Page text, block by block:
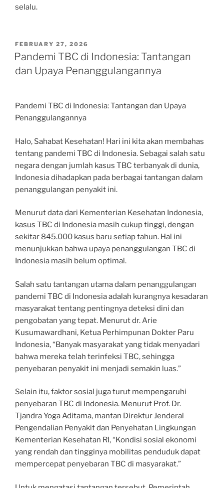
selalu.
POSTED
ON
FEBRUARY 27, 2026
Pandemi TBC di Indonesia: Tantangan
dan Upaya Penanggulangannya
Pandemi TBC di Indonesia: Tantangan dan Upaya
Penanggulangannya
Halo, Sahabat Kesehatan! Hari ini kita akan membahas
tentang pandemi TBC di Indonesia. Sebagai salah satu
negara dengan jumlah kasus TBC terbanyak di dunia,
Indonesia dihadapkan pada berbagai tantangan dalam
penanggulangan penyakit ini.
Menurut data dari Kementerian Kesehatan Indonesia,
kasus TBC di Indonesia masih cukup tinggi, dengan
sekitar 845.000 kasus baru setiap tahun. Hal ini
menunjukkan bahwa upaya penanggulangan TBC di
Indonesia masih belum optimal.
Salah satu tantangan utama dalam penanggulangan
pandemi TBC di Indonesia adalah kurangnya kesadaran
masyarakat tentang pentingnya deteksi dini dan
pengobatan yang tepat. Menurut dr. Arie
Kusumawardhani, Ketua Perhimpunan Dokter Paru
Indonesia, “Banyak masyarakat yang tidak menyadari
bahwa mereka telah terinfeksi TBC, sehingga
penyebaran penyakit ini menjadi semakin luas.”
Selain itu, faktor sosial juga turut mempengaruhi
penyebaran TBC di Indonesia. Menurut Prof. Dr.
Tjandra Yoga Aditama, mantan Direktur Jenderal
Pengendalian Penyakit dan Penyehatan Lingkungan
Kementerian Kesehatan RI, “Kondisi sosial ekonomi
yang rendah dan tingginya mobilitas penduduk dapat
mempercepat penyebaran TBC di masyarakat.”